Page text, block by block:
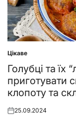
Posted
in
Цікаве
Голубці та їх
приготувати
клопоту та
Posted
25.09.2024